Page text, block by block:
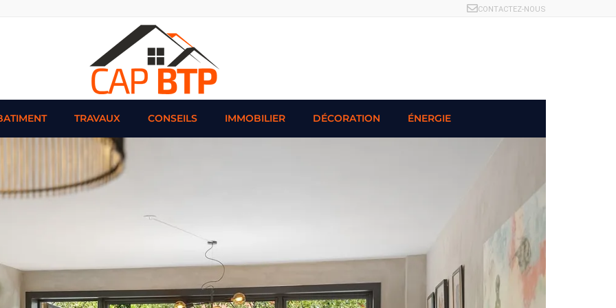
CONTACTEZ-NOUS
TRAVAUX CONSEILS IMMOBILIER DÉCORATION ÉNERGIE